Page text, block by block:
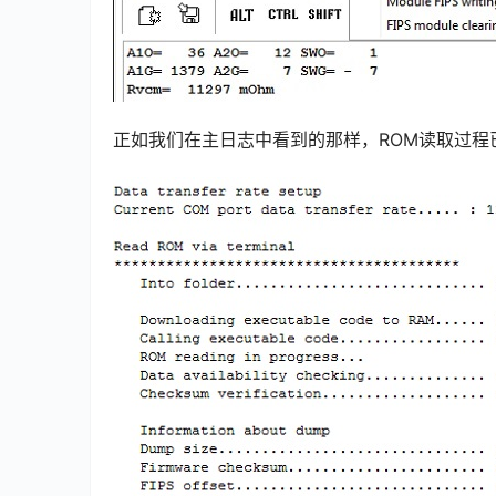
正如我们在主日志中看到的那样，ROM读取过程